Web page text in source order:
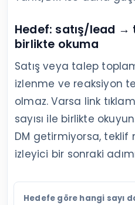
Hedef: satış/lead →
birlikte okuma
Satış veya talep
izlenme ve reaksiyon
olmaz. Varsa link
sayısı ile birlikte
DM getirmiyorsa,
izleyici bir sonraki
Hedefe göre hangi sayı